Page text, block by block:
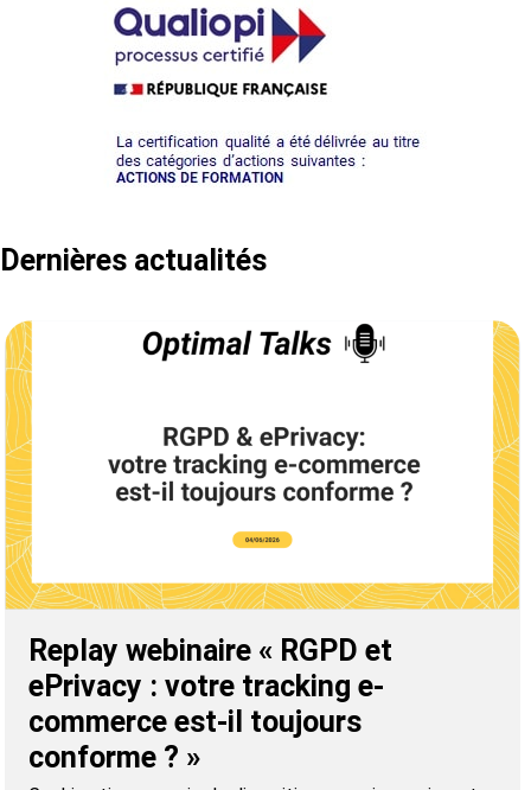
Dernières actualités
Replay webinaire « RGPD et
ePrivacy : votre tracking e-
commerce est-il toujours
conforme ? »